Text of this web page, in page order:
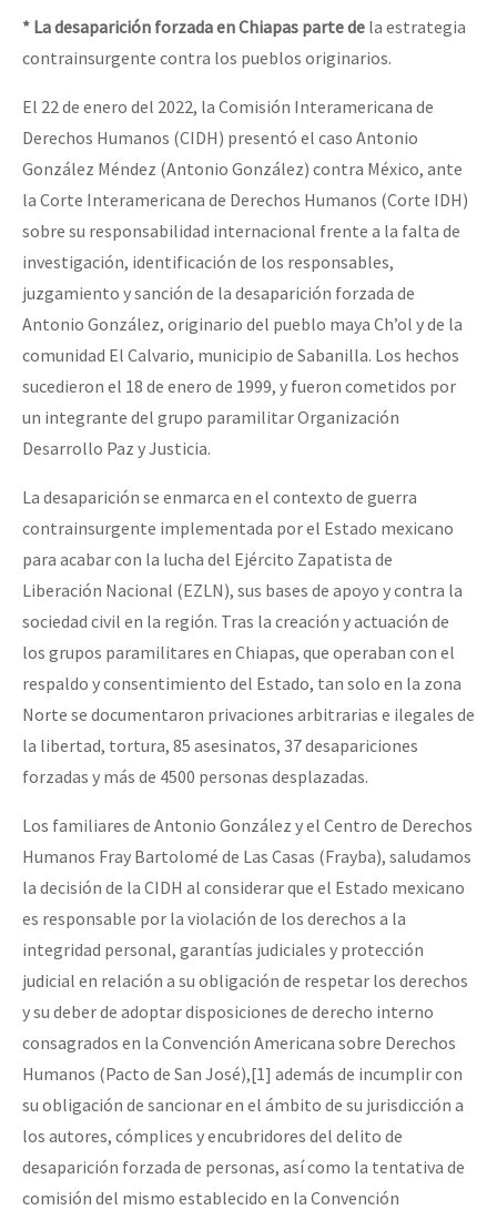
* La desaparición forzada en Chiapas parte de la estrategia
contrainsurgente contra los pueblos originarios.
El 22 de enero del 2022, la Comisión Interamericana de
Derechos Humanos (CIDH) presentó el caso Antonio
González Méndez (Antonio González) contra México, ante
la Corte Interamericana de Derechos Humanos (Corte IDH)
sobre su responsabilidad internacional frente a la falta de
investigación, identificación de los responsables,
juzgamiento y sanción de la desaparición forzada de
Antonio González, originario del pueblo maya Ch’ol y de la
comunidad El Calvario, municipio de Sabanilla. Los hechos
sucedieron el 18 de enero de 1999, y fueron cometidos por
un integrante del grupo paramilitar Organización
Desarrollo Paz y Justicia.
La desaparición se enmarca en el contexto de guerra
contrainsurgente implementada por el Estado mexicano
para acabar con la lucha del Ejército Zapatista de
Liberación Nacional (EZLN), sus bases de apoyo y contra la
sociedad civil en la región. Tras la creación y actuación de
los grupos paramilitares en Chiapas, que operaban con el
respaldo y consentimiento del Estado, tan solo en la zona
Norte se documentaron privaciones arbitrarias e ilegales de
la libertad, tortura, 85 asesinatos, 37 desapariciones
forzadas y más de 4500 personas desplazadas.
Los familiares de Antonio González y el Centro de Derechos
Humanos Fray Bartolomé de Las Casas (Frayba), saludamos
la decisión de la CIDH al considerar que el Estado mexicano
es responsable por la violación de los derechos a la
integridad personal, garantías judiciales y protección
judicial en relación a su obligación de respetar los derechos
y su deber de adoptar disposiciones de derecho interno
consagrados en la Convención Americana sobre Derechos
Humanos (Pacto de San José),[1] además de incumplir con
su obligación de sancionar en el ámbito de su jurisdicción a
los autores, cómplices y encubridores del delito de
desaparición forzada de personas, así como la tentativa de
comisión del mismo establecido en la Convención